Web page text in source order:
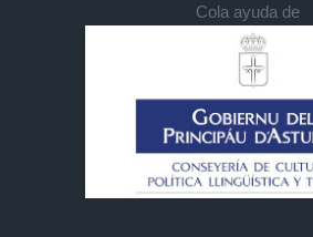
Cola ayuda de